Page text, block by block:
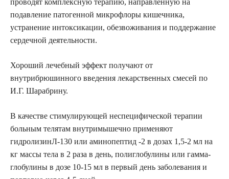
подавление патогенной микрофлоры кишечника,
устранение интоксикации, обезвоживания и поддержание
сердечной деятельности.
Хороший лечебный эффект получают от
внутрибрюшинного введения лекарственных смесей по
И.Г. Шарабрину.
В качестве стимулирующей неспецифической терапии
больным телятам внутримышечно применяют
гидролизинЛ-130 или аминопептид -2 в дозах 1,5-2 мл на
кг массы тела в 2 раза в день, полиглобулины или гамма-
глобулины в дозе 10-15 мл в первый день заболевания и